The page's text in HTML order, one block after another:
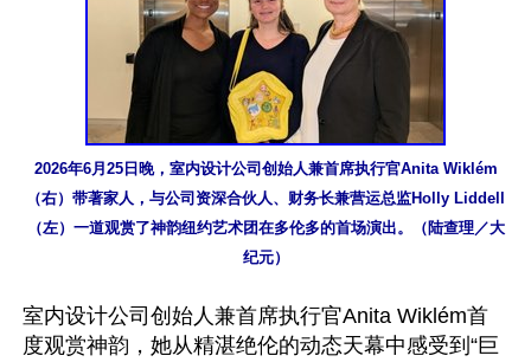
2026年6月25日晚，室内设计公司创始人兼首席执行官Anita Wiklém
（右）带著家人，与公司资深合伙人、财务长兼营运总监Holly Liddell
（左）一道观赏了神韵纽约艺术团在多伦多的首场演出。（陆查理／大
纪元）
室内设计公司创始人兼首席执行官Anita Wiklém首
度观赏神韵，她从精湛绝伦的动态天幕中感受到“巨